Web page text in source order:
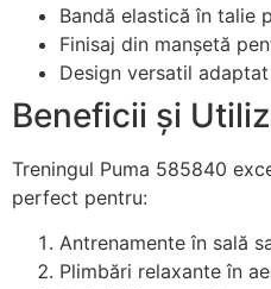
Bandă elastică în talie
Finisaj din manșetă
Design versatil
Beneficii și
Treningul Puma 585840
perfect pentru:
Antrenamente în sală
Plimbări relaxante în